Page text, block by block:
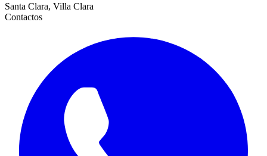
Santa Clara, Villa Clara
Contactos